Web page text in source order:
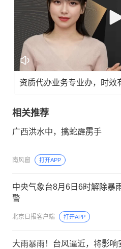
资质代办业务专业办，时效
相关推荐
广西洪水中，擒蛇霹雳手
南风窗 打开APP
中央气象台8月6日6时解除暴
警
北京日报客户端 打开APP
大雨暴雨！台风逼近，将影响